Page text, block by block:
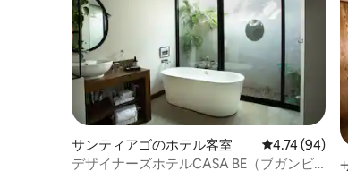
サンティアゴのホテル客室 レビュー94
4.74 (94)
デザイナーズホテルCASA BE（ブガンビ